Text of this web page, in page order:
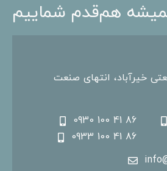
هم‌قدم شماییم
خیر‌آباد، انتهای صنعت
0930 100 41 86
0933 100 41 86